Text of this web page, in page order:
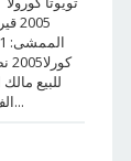
للبيع
الف الى الياء قير ا...